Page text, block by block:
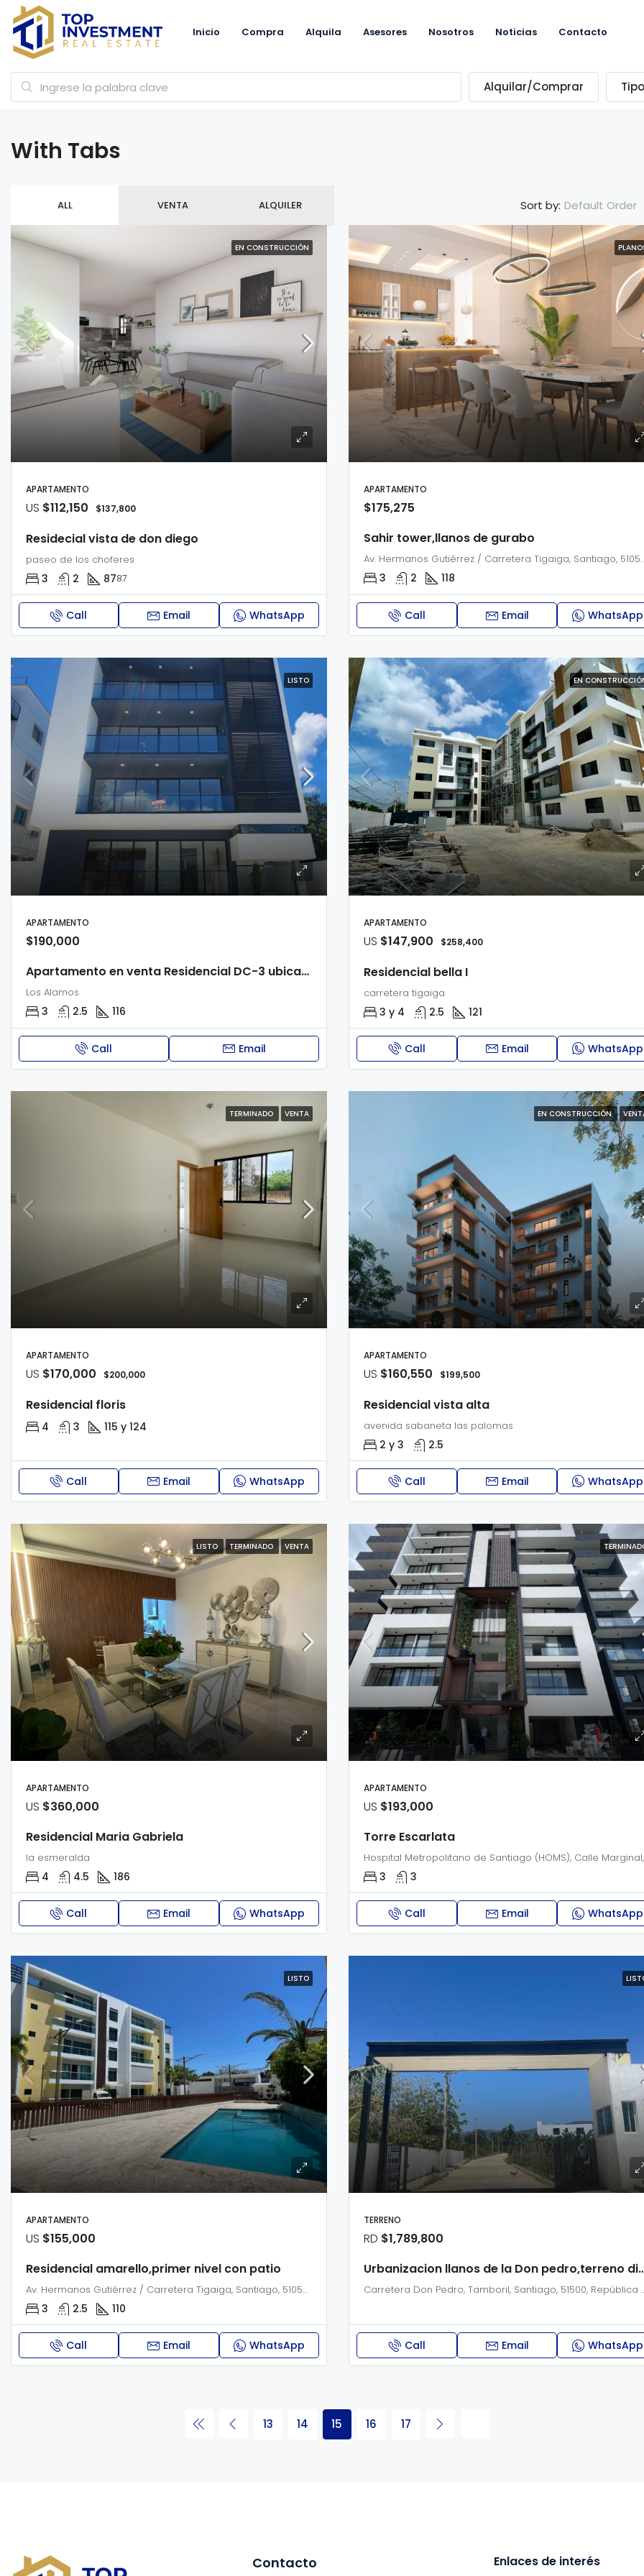
Inicio Compra Alquila Asesores Nosotros Noticias Contacto
Alquilar/Comprar Tipo
With Tabs
ALL VENTA ALQUILER Sort by: Default Order
EN CONSTRUCCIÓN
APARTAMENTO
US $112,150 $137,800
Residecial vista de don diego
paseo de los choferes
3 2 8787
Call Email WhatsApp
APARTAMENTO
$175,275
Sahir tower,llanos de gurabo
Av. Hermanos Gutiérrez /
3 2 118
Call Email WhatsApp
LISTO
APARTAMENTO
$190,000
Apartamento en venta Residencial DC-3 ubicado en los Alamos
Los Alamos
3 2.5 116
Call Email
EN
APARTAMENTO
US $147,900 $258,400
Residencial bella I
carretera tigaiga
3 y 4 2.5 121
Call Email WhatsApp
TERMINADO VENTA
APARTAMENTO
US $170,000 $200,000
Residencial floris
4 3 115 y 124
Call Email WhatsApp
EN CONSTRUCCIÓN
APARTAMENTO
US $160,550 $199,500
Residencial vista alta
avenida sabaneta las palomas
2 y 3 2.5
Call Email WhatsApp
LISTO TERMINADO VENTA
APARTAMENTO
US $360,000
Residencial Maria Gabriela
la esmeralda
4 4.5 186
Call Email WhatsApp
APARTAMENTO
US $193,000
Torre Escarlata
3 3
Call Email WhatsApp
LISTO
APARTAMENTO
US $155,000
Residencial amarello,primer nivel con patio
Av. Hermanos Gutiérrez / Carretera Tigaiga, Santiago, 51052, República Dominicana
3 2.5 110
Call Email WhatsApp
TERRENO
RD $1,789,800
Urbanizacion llanos
Carretera Don Pedro,
Call Email WhatsApp
13 14 15 16 17
Contacto Enlaces de interés